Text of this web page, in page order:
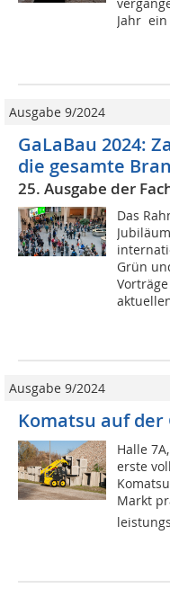
Jahr 
Ausgabe 9/2024
GaLaBau 2024:
die gesamte
25. Ausgabe der
Das
Grün
Ausgabe 9/2024
Komatsu auf der
Halle
erste
Markt